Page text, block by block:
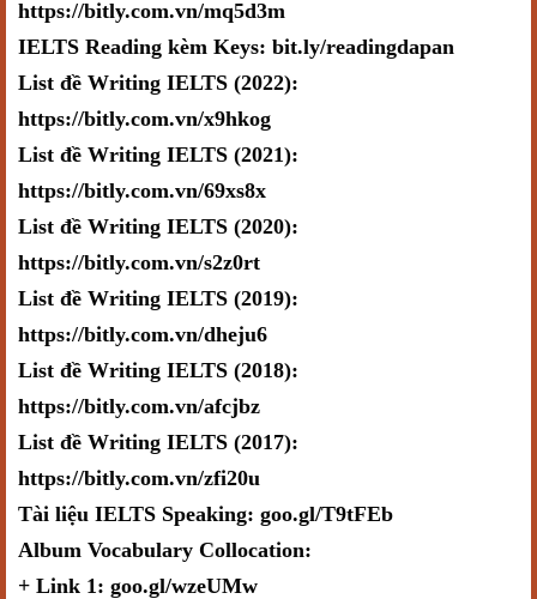
https://bitly.com.vn/mq5d3m
IELTS Reading kèm Keys: bit.ly/readingdapan
List đề Writing IELTS (2022):
https://bitly.com.vn/x9hkog
List đề Writing IELTS (2021):
https://bitly.com.vn/69xs8x
List đề Writing IELTS (2020):
https://bitly.com.vn/s2z0rt
List đề Writing IELTS (2019):
https://bitly.com.vn/dheju6
List đề Writing IELTS (2018):
https://bitly.com.vn/afcjbz
List đề Writing IELTS (2017):
https://bitly.com.vn/zfi20u
Tài liệu IELTS Speaking: goo.gl/T9tFEb
Album Vocabulary Collocation:
+ Link 1: goo.gl/wzeUMw